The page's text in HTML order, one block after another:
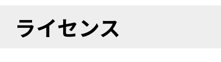
ライセンス